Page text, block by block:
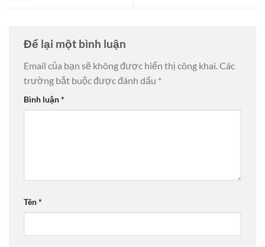
Để lại một bình luận
Email của bạn sẽ không được hiển thị công khai.Các
trường bắt buộc được đánh dấu *
Bình luận*
Tên*